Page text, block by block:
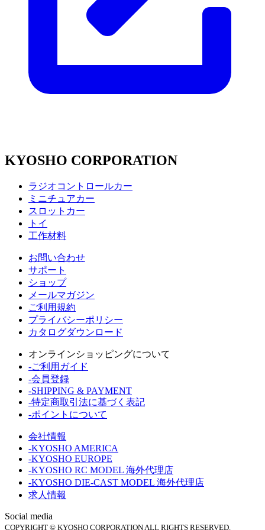
KYOSHO CORPORATION
ラジオコントロールカー
ミニチュアカー
スロットカー
トイ
工作材料
お問い合わせ
サポート
ショップ
メールマガジン
ご利用規約
プライバシーポリシー
カタログダウンロード
オンラインショッピングについて
-ご利用ガイド
-会員登録
-SHIPPING & PAYMENT
-特定商取引法に基づく表記
-ポイントについて
会社情報
-KYOSHO AMERICA
-KYOSHO EUROPE
-KYOSHO RC MODEL 海外代理店
-KYOSHO DIE-CAST MODEL 海外代理店
求人情報
Social media
COPYRIGHT © KYOSHO CORPORATION ALL RIGHTS RESERVED.